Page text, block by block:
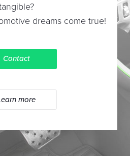
dreams come true!
Contact
more